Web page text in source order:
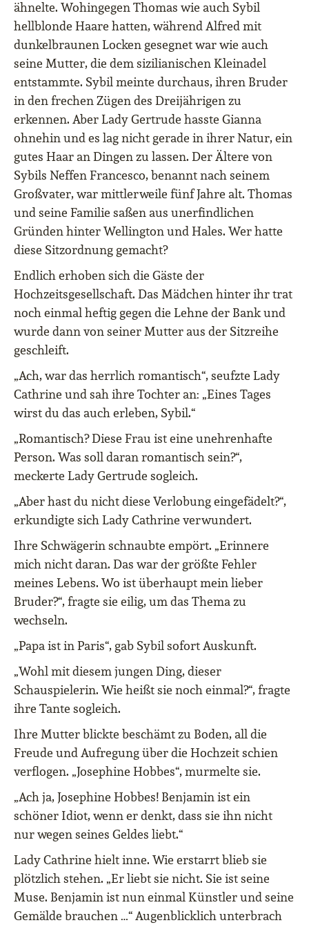
ähnelte. Wohingegen Thomas wie auch Sybil
hellblonde Haare hatten, während Alfred mit
dunkelbraunen Locken gesegnet war wie auch
seine Mutter, die dem sizilianischen Kleinadel
entstammte. Sybil meinte durchaus, ihren Bruder
in den frechen Zügen des Dreijährigen zu
erkennen. Aber Lady Gertrude hasste Gianna
ohnehin und es lag nicht gerade in ihrer Natur, ein
gutes Haar an Dingen zu lassen. Der Ältere von
Sybils Neffen Francesco, benannt nach seinem
Großvater, war mittlerweile fünf Jahre alt. Thomas
und seine Familie saßen aus unerfindlichen
Gründen hinter Wellington und Hales. Wer hatte
diese Sitzordnung gemacht?
Endlich erhoben sich die Gäste der
Hochzeitsgesellschaft. Das Mädchen hinter ihr trat
noch einmal heftig gegen die Lehne der Bank und
wurde dann von seiner Mutter aus der Sitzreihe
geschleift.
„Ach, war das herrlich romantisch“, seufzte Lady
Cathrine und sah ihre Tochter an: „Eines Tages
wirst du das auch erleben, Sybil.“
„Romantisch? Diese Frau ist eine unehrenhafte
Person. Was soll daran romantisch sein?“,
meckerte Lady Gertrude sogleich.
„Aber hast du nicht diese Verlobung eingefädelt?“,
erkundigte sich Lady Cathrine verwundert.
Ihre Schwägerin schnaubte empört. „Erinnere
mich nicht daran. Das war der größte Fehler
meines Lebens. Wo ist überhaupt mein lieber
Bruder?“, fragte sie eilig, um das Thema zu
wechseln.
„Papa ist in Paris“, gab Sybil sofort Auskunft.
„Wohl mit diesem jungen Ding, dieser
Schauspielerin. Wie heißt sie noch einmal?“, fragte
ihre Tante sogleich.
Ihre Mutter blickte beschämt zu Boden, all die
Freude und Aufregung über die Hochzeit schien
verflogen. „Josephine Hobbes“, murmelte sie.
„Ach ja, Josephine Hobbes! Benjamin ist ein
schöner Idiot, wenn er denkt, dass sie ihn nicht
nur wegen seines Geldes liebt.“
Lady Cathrine hielt inne. Wie erstarrt blieb sie
plötzlich stehen. „Er liebt sie nicht. Sie ist seine
Muse. Benjamin ist nun einmal Künstler und seine
Gemälde brauchen …“ Augenblicklich unterbrach